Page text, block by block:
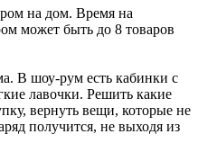
на дом. Время на
может быть до 8 товаров
В шоу-рум есть кабинки с
лавочки. Решить какие
вернуть вещи, которые не
получится, не выходя из